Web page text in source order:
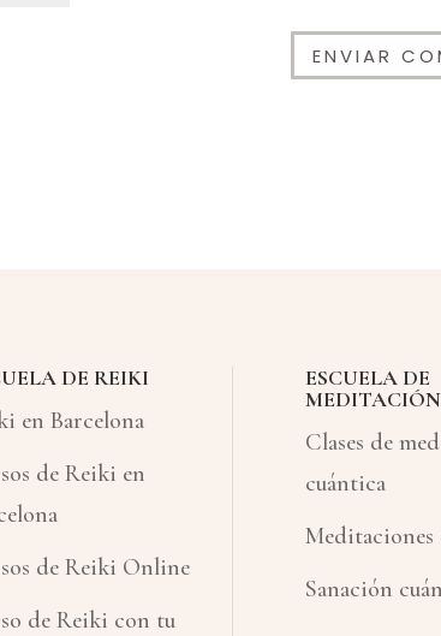
DE REIKI
en Barcelona
de Reiki en
de Reiki Online
de Reiki con tu
ESCUELA DE
MEDITACIÓN
Clases de
cuántica
Sanación